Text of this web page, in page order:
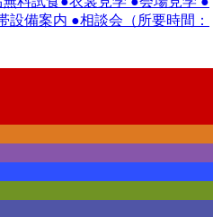
備案内 ●相談会（所要時間：